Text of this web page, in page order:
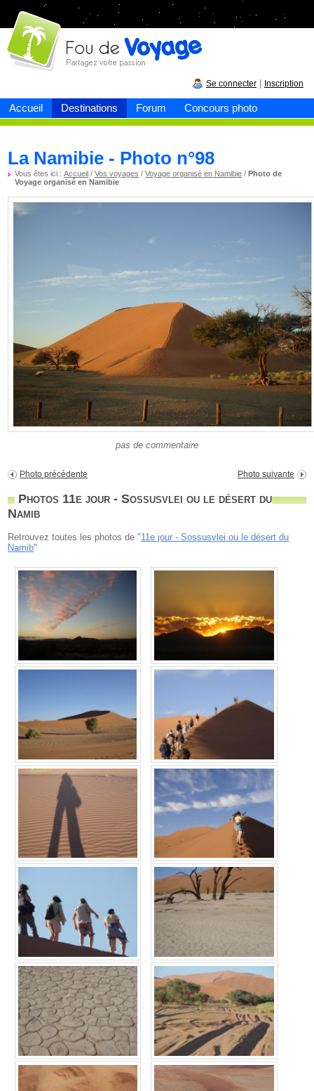
Accueil Destinations Forum Concours photo
Fou devoyage
Se connecter Inscription
La Namibie - Photo n°98
Vous êtes ici :Accueil /Vos voyages /Voyage organisé en Namibie /Photo de
Voyage organisé en Namibie
pas de commentaire
Photo précédente Photo suivante
Photos 11e jour - Sossusvlei ou le désert du
Namib
Retrouvez toutes les photos de "11e jour - Sossusvlei ou le désert du
Namib"